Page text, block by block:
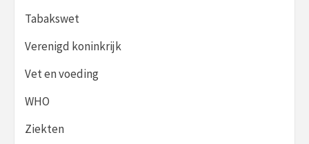
Tabakswet
Verenigd koninkrijk
Vet en voeding
WHO
Ziekten